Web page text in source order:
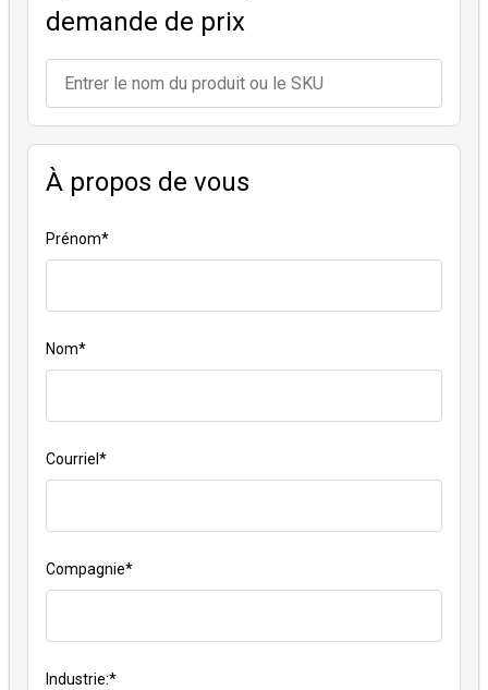
demande de prix
À propos de vous
*
Prénom
*
Nom
*
Courriel
*
Compagnie
*
Industrie: